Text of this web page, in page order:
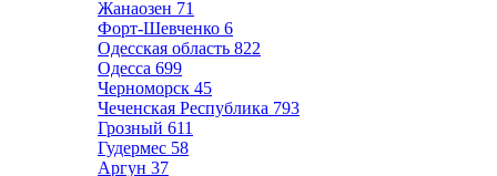
Жанаозен 71
Форт-Шевченко 6
Одесская область 822
Одесса 699
Черноморск 45
Чеченская Республика 793
Грозный 611
Гудермес 58
Аргун 37